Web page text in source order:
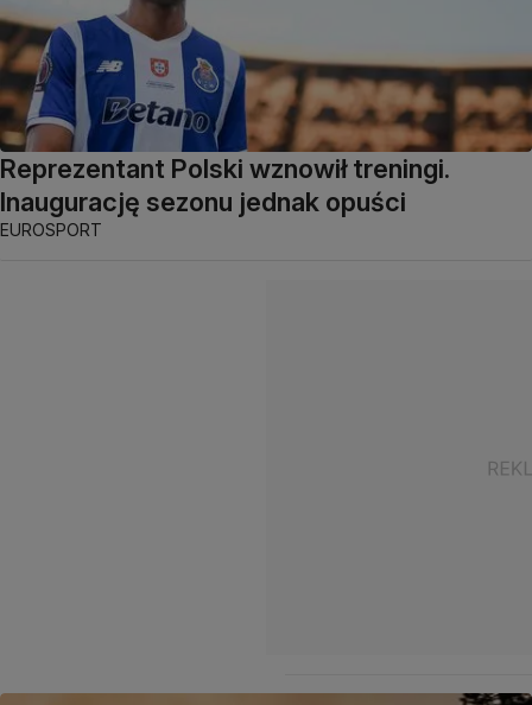
Reprezentant Polski wznowił treningi.
Inaugurację sezonu jednak opuści
EUROSPORT